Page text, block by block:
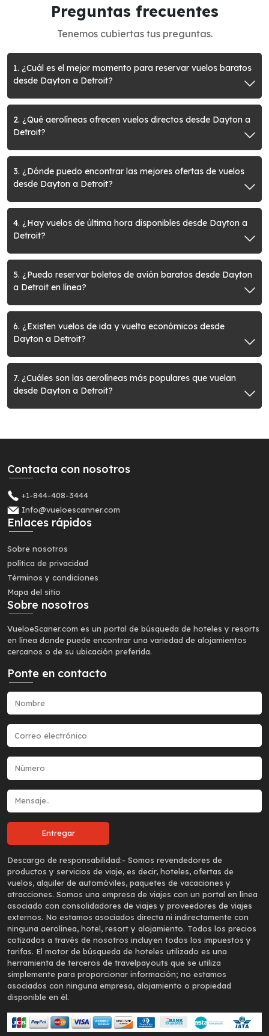
Preguntas frecuentes
Tenemos cubiertas tus preguntas.
1. ¿Cuál es el mejor momento para reservar vuelos baratos
desde Dayton a Detroit?
2. ¿Qué aerolíneas ofrecen vuelos directos desde Dayton a
Detroit?
3. ¿Dónde puedo encontrar las mejores ofertas de vuelos
desde Dayton a Detroit?
4. ¿Hay vuelos de última hora disponibles desde Dayton a
Detroit?
5. ¿Puedo reservar boletos de avión baratos desde Dayton
a Detroit en línea?
6. ¿Existen vuelos de ida y vuelta económicos desde
Dayton a Detroit?
7. ¿Cuáles son las aerolíneas más populares que vuelan
desde Dayton a Detroit?
Contacta con nosotros
+1-844-408-3444
Info@vueloescanner.com
Enlaces rápidos
Sobre nosotros
política de privacidad
Términos y condiciones
Mapa del sitio
Sobre nosotros
VueloeScaner.com es un portal de búsqueda de hoteles y resorts
en línea donde puede encontrar una variedad de alojamientos
cercanos o de su ubicación preferida.
Ponte en contacto
Descargo de responsabilidad:- Somos revendedores de
productos y servicios de viaje, es decir, hoteles, ofertas de
vuelos, alquiler de automóviles, paquetes de vacaciones y
atracciones. Somos una empresa de viajes con un portal en línea
asociado con consolidadores de viajes y proveedores de viajes
externos. No estamos asociados directa ni indirectamente con
ninguna aerolínea, hotel, resort y alojamiento. Todos los precios
cotizados a través de nosotros incluyen todos los impuestos y
tarifas. El motor de búsqueda de hoteles utilizado es una
herramienta de terceros de travelpayouts que se utiliza
simplemente para proporcionar información; no estamos
asociados con ninguna empresa, alojamiento o propiedad
disponible en él.